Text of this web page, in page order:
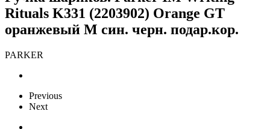
Rituals K331 (2203902) Orange GT
оранжевый M син. черн. подар.кор.
PARKER
Previous
Next